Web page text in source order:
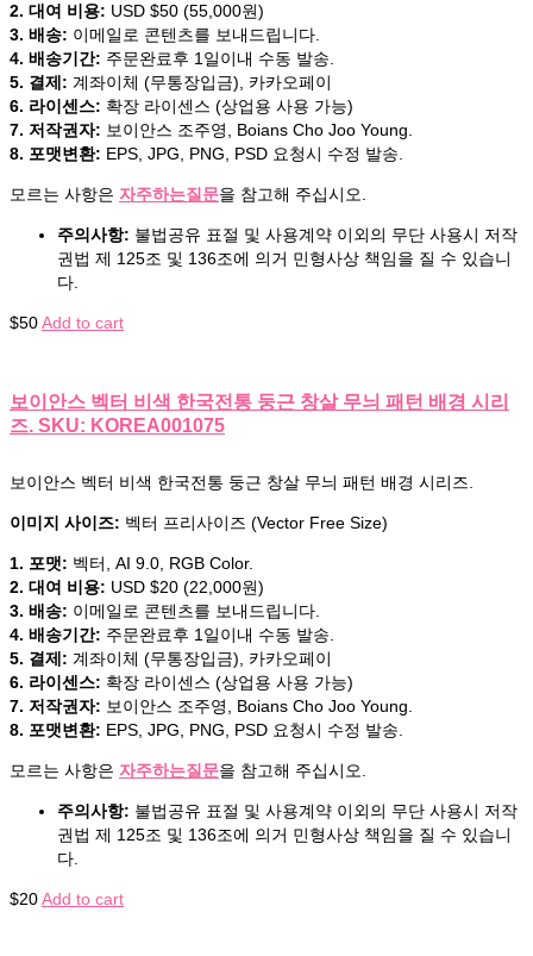
2. 대여 비용: USD $50 (55,000원)
3. 배송: 이메일로 콘텐츠를 보내드립니다.
4. 배송기간: 주문완료후 1일이내 수동 발송.
5. 결제: 계좌이체 (무통장입금), 카카오페이
6. 라이센스: 확장 라이센스 (상업용 사용 가능)
7. 저작권자: 보이안스 조주영, Boians Cho Joo Young.
8. 포맷변환: EPS, JPG, PNG, PSD 요청시 수정 발송.
모르는 사항은 자주하는질문을 참고해 주십시오.
주의사항: 불법공유 표절 및 사용계약 이외의 무단 사용시 저작
권법 제 125조 및 136조에 의거 민형사상 책임을 질 수 있습니
다.
$50Add to cart
보이안스 벡터 비색 한국전통 둥근 창살 무늬 패턴 배경 시리
즈. SKU: KOREA001075
보이안스 벡터 비색 한국전통 둥근 창살 무늬 패턴 배경 시리즈.
이미지 사이즈: 벡터 프리사이즈 (Vector Free Size)
1. 포맷: 벡터, AI 9.0, RGB Color.
2. 대여 비용: USD $20 (22,000원)
3. 배송: 이메일로 콘텐츠를 보내드립니다.
4. 배송기간: 주문완료후 1일이내 수동 발송.
5. 결제: 계좌이체 (무통장입금), 카카오페이
6. 라이센스: 확장 라이센스 (상업용 사용 가능)
7. 저작권자: 보이안스 조주영, Boians Cho Joo Young.
8. 포맷변환: EPS, JPG, PNG, PSD 요청시 수정 발송.
모르는 사항은 자주하는질문을 참고해 주십시오.
주의사항: 불법공유 표절 및 사용계약 이외의 무단 사용시 저작
권법 제 125조 및 136조에 의거 민형사상 책임을 질 수 있습니
다.
$20Add to cart